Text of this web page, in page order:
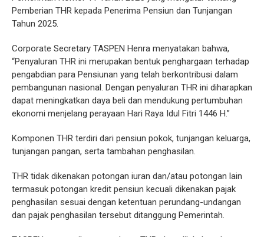
Pemberian THR kepada Penerima Pensiun dan Tunjangan
Tahun 2025.
Corporate Secretary TASPEN Henra menyatakan bahwa,
“Penyaluran THR ini merupakan bentuk penghargaan terhadap
pengabdian para Pensiunan yang telah berkontribusi dalam
pembangunan nasional. Dengan penyaluran THR ini diharapkan
dapat meningkatkan daya beli dan mendukung pertumbuhan
ekonomi menjelang perayaan Hari Raya Idul Fitri 1446 H.”
Komponen THR terdiri dari pensiun pokok, tunjangan keluarga,
tunjangan pangan, serta tambahan penghasilan.
THR tidak dikenakan potongan iuran dan/atau potongan lain
termasuk potongan kredit pensiun kecuali dikenakan pajak
penghasilan sesuai dengan ketentuan perundang-undangan
dan pajak penghasilan tersebut ditanggung Pemerintah.